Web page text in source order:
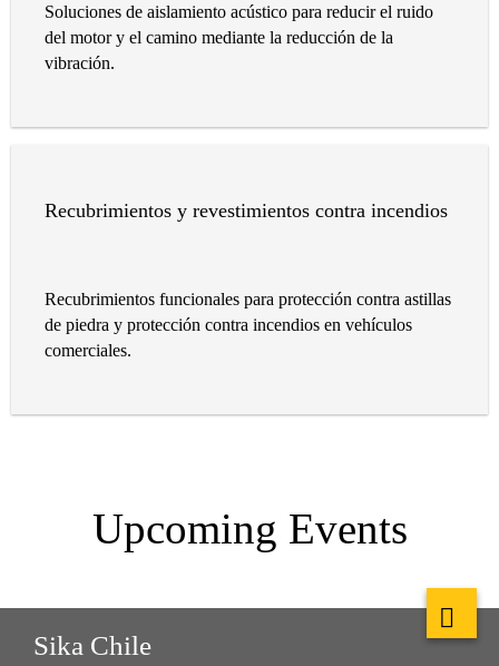
Soluciones de aislamiento acústico para reducir el ruido
del motor y el camino mediante la reducción de la
vibración.
Recubrimientos y revestimientos contra incendios
Recubrimientos funcionales para protección contra astillas
de piedra y protección contra incendios en vehículos
comerciales.
Upcoming Events
Sika Chile